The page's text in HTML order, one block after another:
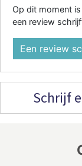
Op dit moment
een review
Een review
Schrijf